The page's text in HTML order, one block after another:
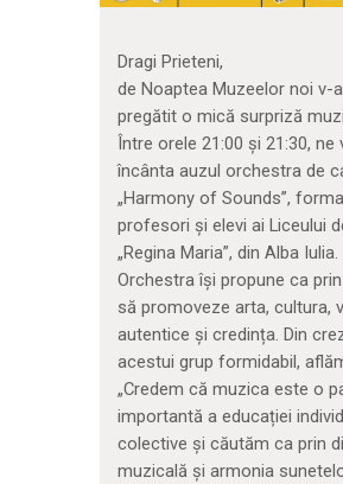
Dragi Prieteni,
de Noaptea Muzeelor noi v-
pregătit o mică surpriză
Între orele 21:00 și 21:30, ne
încânta auzul orchestra de
„Harmony of Sounds”,
profesori și elevi ai Liceului
„Regina Maria”, din Alba Iulia.
Orchestra își propune ca
să promoveze arta, cultura,
autentice și credința. Din
acestui grup formidabil,
„Credem că muzica este o
importantă a educației
colective și căutăm ca prin
muzicală și armonia